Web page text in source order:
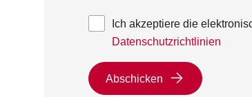
Ich akzeptiere die
Datenschutzrichtlinien
Abschicken